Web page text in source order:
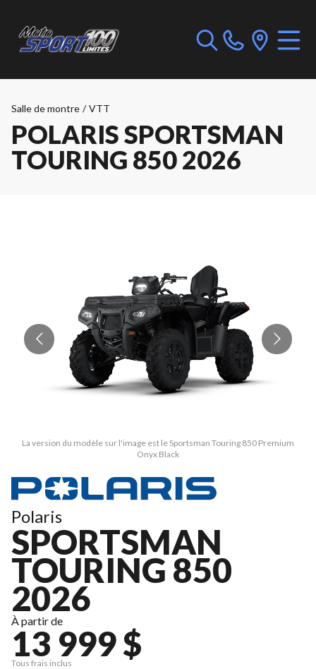
Salle de montre / VTT
POLARIS SPORTSMAN
TOURING 850 2026
La version du modèle sur l'image est le Sportsman Touring 850 Premium
Onyx Black
Polaris
SPORTSMAN
TOURING 850
2026
À partir de
13 999 $
Tous frais inclus